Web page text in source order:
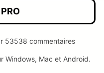
53538 commentaires
Windows, Mac et Android.